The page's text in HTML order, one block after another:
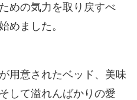
めの気力を取り戻すべ
めました。
用意されたベッド、美味
して溢れんばかりの愛